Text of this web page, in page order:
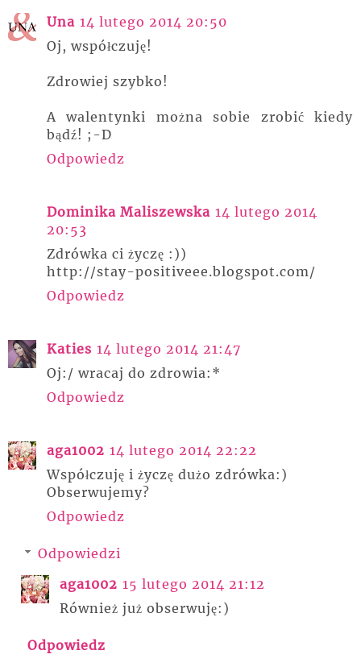
Una 14 lutego 2014 20:50
Oj, współczuję!
Zdrowiej szybko!
A walentynki można sobie zrobić kiedy
bądź! ;-D
Odpowiedz
Dominika Maliszewska 14 lutego 2014
20:53
Zdrówka ci życzę :))
http://stay-positiveee.blogspot.com/
Odpowiedz
Katies 14 lutego 2014 21:47
Oj:/ wracaj do zdrowia:*
Odpowiedz
aga1002 14 lutego 2014 22:22
Współczuję i życzę dużo zdrówka:)
Obserwujemy?
Odpowiedz
Odpowiedzi
aga1002 15 lutego 2014 21:12
Również już obserwuję:)
Odpowiedz